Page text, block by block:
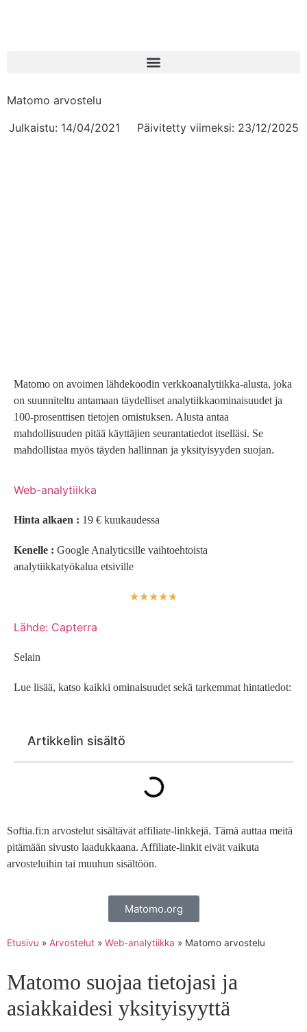
Matomo arvostelu
Julkaistu: 14/04/2021 Päivitetty viimeksi: 23/12/2025
Matomo on avoimen lähdekoodin verkkoanalytiikka-alusta, joka
on suunniteltu antamaan täydelliset analytiikkaominaisuudet ja
100-prosenttisen tietojen omistuksen. Alusta antaa
mahdollisuuden pitää käyttäjien seurantatiedot itselläsi. Se
mahdollistaa myös täyden hallinnan ja yksityisyyden suojan.
Artikkelin sisältö
Web-analytiikka
Hinta alkaen : 19 € kuukaudessa
Kenelle : Google Analyticsille vaihtoehtoista
analytiikkatyökalua etsiville
☆☆☆☆☆
Lähde: Capterra
Selain
Lue lisää, katso kaikki ominaisuudet sekä tarkemmat hintatiedot:
Softia.fi:n arvostelut sisältävät affiliate-linkkejä. Tämä auttaa meitä
pitämään sivusto laadukkaana. Affiliate-linkit eivät vaikuta
arvosteluihin tai muuhun sisältöön.
Matomo.org
Etusivu » Arvostelut » Web-analytiikka » Matomo arvostelu
Matomo suojaa tietojasi ja
asiakkaidesi yksityisyyttä